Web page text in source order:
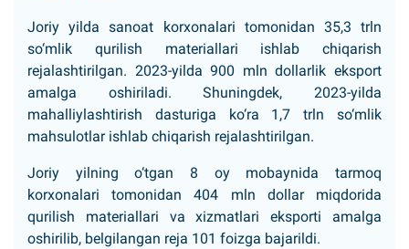
Joriy yilda sanoat korxonalari tomonidan 35,3 trln
so‘mlik qurilish materiallari ishlab chiqarish
rejalashtirilgan. 2023-yilda 900 mln dollarlik eksport
amalga oshiriladi. Shuningdek, 2023-yilda
mahalliylashtirish dasturiga ko‘ra 1,7 trln so‘mlik
mahsulotlar ishlab chiqarish rejalashtirilgan.
Joriy yilning o‘tgan 8 oy mobaynida tarmoq
korxonalari tomonidan 404 mln dollar miqdorida
qurilish materiallari va xizmatlari eksporti amalga
oshirilib, belgilangan reja 101 foizga bajarildi.